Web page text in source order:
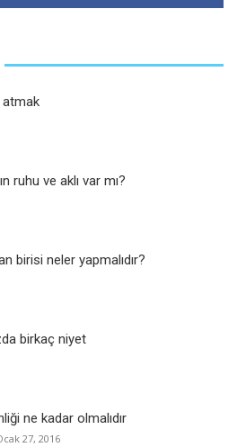
ruhu ve aklı var mı?
birisi neler yapmalıdır?
birkaç niyet
ne kadar olmalıdır
27, 2016